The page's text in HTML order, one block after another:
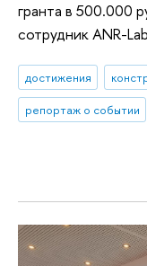
гранта в 500.000
сотрудник ANR-
достижения
репортаж о событии